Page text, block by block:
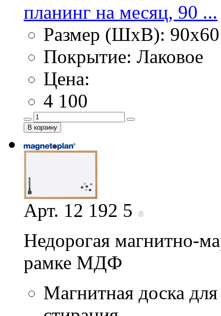
планинг на месяц, 90 ...
Размер (ШхВ):
Покрытие: Лаковое
Цена:
4 100
Арт. 12 192 5
Недорогая магнитно-
рамке МДФ
Магнитная доска